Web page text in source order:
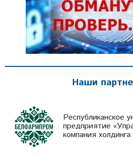
Наши
Республиканское
предприятие
компания